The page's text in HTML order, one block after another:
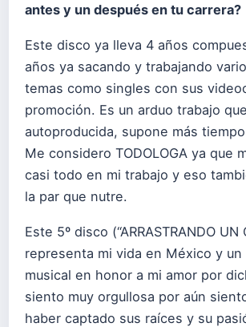
antes y un después en tu carrera?
Este disco ya lleva 4 años
años ya sacando y trabajando
temas como singles con sus
promoción. Es un arduo trabajo
autoproducida, supone más
Me considero TODOLOGA ya que
casi todo en mi trabajo y eso
la par que nutre.
Este 5º disco (“ARRASTRANDO UN
representa mi vida en México y un
musical en honor a mi amor por
siento muy orgullosa por aún
haber captado sus raíces y su